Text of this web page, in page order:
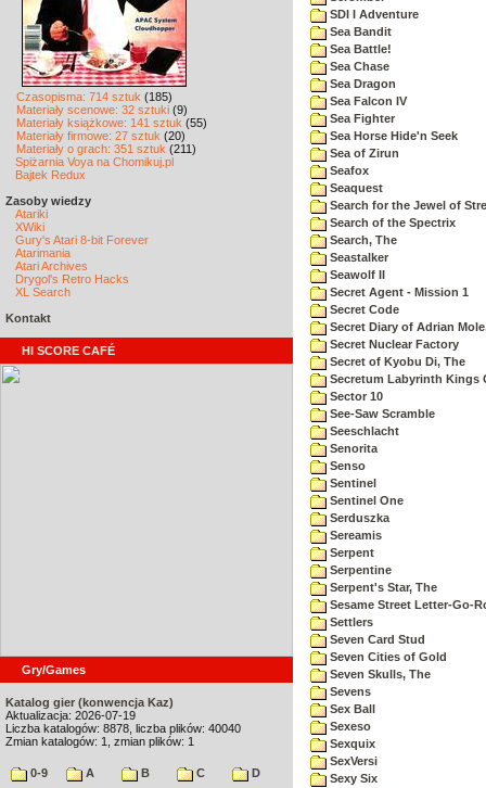
Czasopisma: 714 sztuk (185)
Materiały scenowe: 32 sztuki (9)
Materiały książkowe: 141 sztuk (55)
Materiały firmowe: 27 sztuk (20)
Materiały o grach: 351 sztuk (211)
Spiżarnia Voya na Chomikuj.pl
Bajtek Redux
Zasoby wiedzy
Atariki
XWiki
Gury's Atari 8-bit Forever
Atarimania
Atari Archives
Drygol's Retro Hacks
XL Search
Kontakt
HI SCORE CAFÉ
Gry/Games
Katalog gier (konwencja Kaz)
Aktualizacja: 2026-07-19
Liczba katalogów: 8878, liczba plików: 40040
Zmian katalogów: 1, zmian plików: 1
0-9 A B C
D
SDI I Adventure
Sea Bandit
Sea Battle!
Sea Chase
Sea Dragon
Sea Falcon IV
Sea Fighter
Sea Horse Hide'n Seek
Sea of Zirun
Seafox
Seaquest
Search for the Jewel of
Search of the Spectrix
Search, The
Seastalker
Seawolf II
Secret Agent - Mission 1
Secret Code
Secret Diary of Adrian
Secret Nuclear Factory
Secret of Kyobu Di, The
Secretum Labyrinth Kings
Sector 10
See-Saw Scramble
Seeschlacht
Senorita
Senso
Sentinel
Sentinel One
Serduszka
Sereamis
Serpent
Serpentine
Serpent's Star, The
Sesame Street Letter-Go-
Settlers
Seven Card Stud
Seven Cities of Gold
Seven Skulls, The
Sevens
Sex Ball
Sexeso
Sexquix
SexVersi
Sexy Six